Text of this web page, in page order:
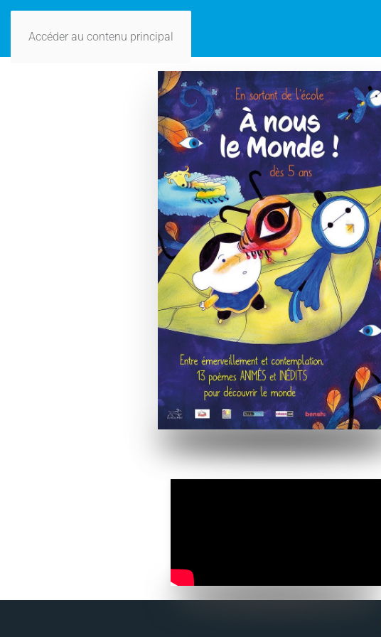
Accéder au contenu principal